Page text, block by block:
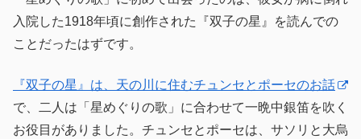
入院した1918年頃に創作された『双子の星』を読んでの
ことだったはずです。
『双子の星』は、天の川に住むチュンセとポーセのお話
で、二人は「星めぐりの歌」に合わせて一晩中銀笛を吹く
お役目がありました。チュンセとポーセは、サソリと大烏